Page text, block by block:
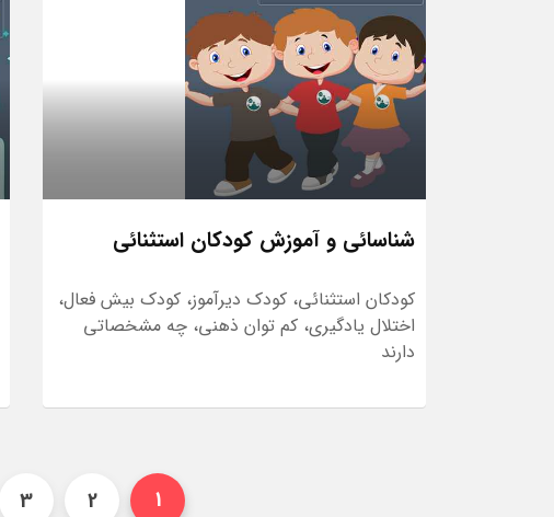
شناسائی و آموزش کودکان استثنائی
کودکان استثنائی، کودک دیرآموز، کودک بیش فعال،
اختلال یادگیری، کم توان ذهنی، چه مشخصاتی
دارند
1
2
3